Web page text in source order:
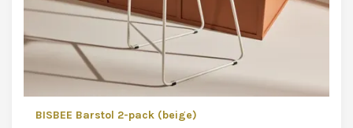
BISBEE Barstol 2-pack (beige)